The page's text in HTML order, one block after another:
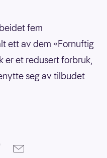
fem
ett av dem «Fornuftig
er et redusert forbruk,
seg av tilbudet